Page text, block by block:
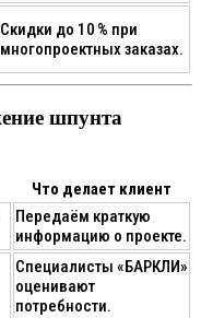
Скидки до 10 % при
многопроектных заказах.
шпунта
Что делает клиент
Передаём краткую
информацию о проекте.
Специалисты «БАРКЛИ»
оценивают
потребности.